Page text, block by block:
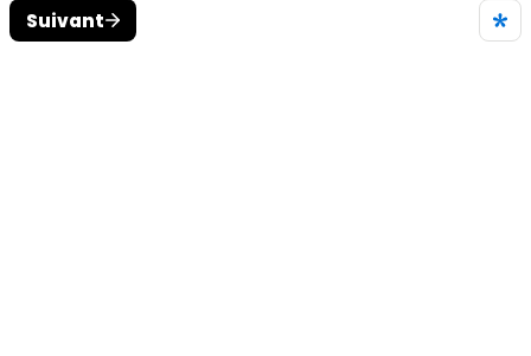
Suivant